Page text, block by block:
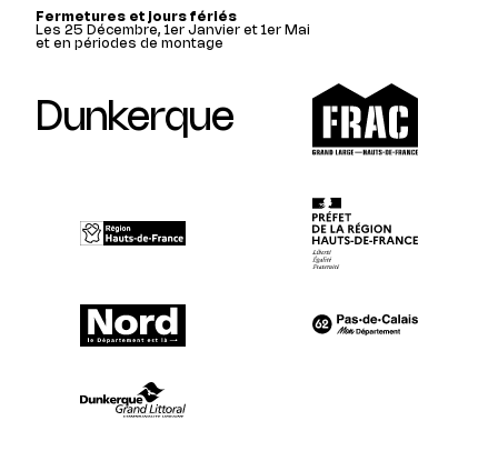
Fermetures et jours fériés
Les 25 Décembre, 1er Janvier et 1er Mai
et en périodes de montage
Dunkerque